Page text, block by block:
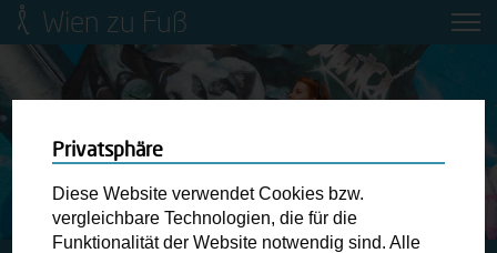
Wien zu Fuß
Mobilitätsbildung für Kinder und
Jugendliche
Ringstraße-Neugestaltung
Wiener Fußwegekarte
Privatsphäre
Diese Website verwendet Cookies bzw.
vergleichbare Technologien, die für die
Funktionalität der Website notwendig sind. Alle